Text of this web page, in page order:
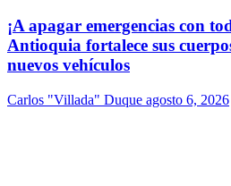
¡A apagar emergencias con
Antioquia fortalece sus
nuevos vehículos
Carlos "Villada" Duque agosto 6, 2026